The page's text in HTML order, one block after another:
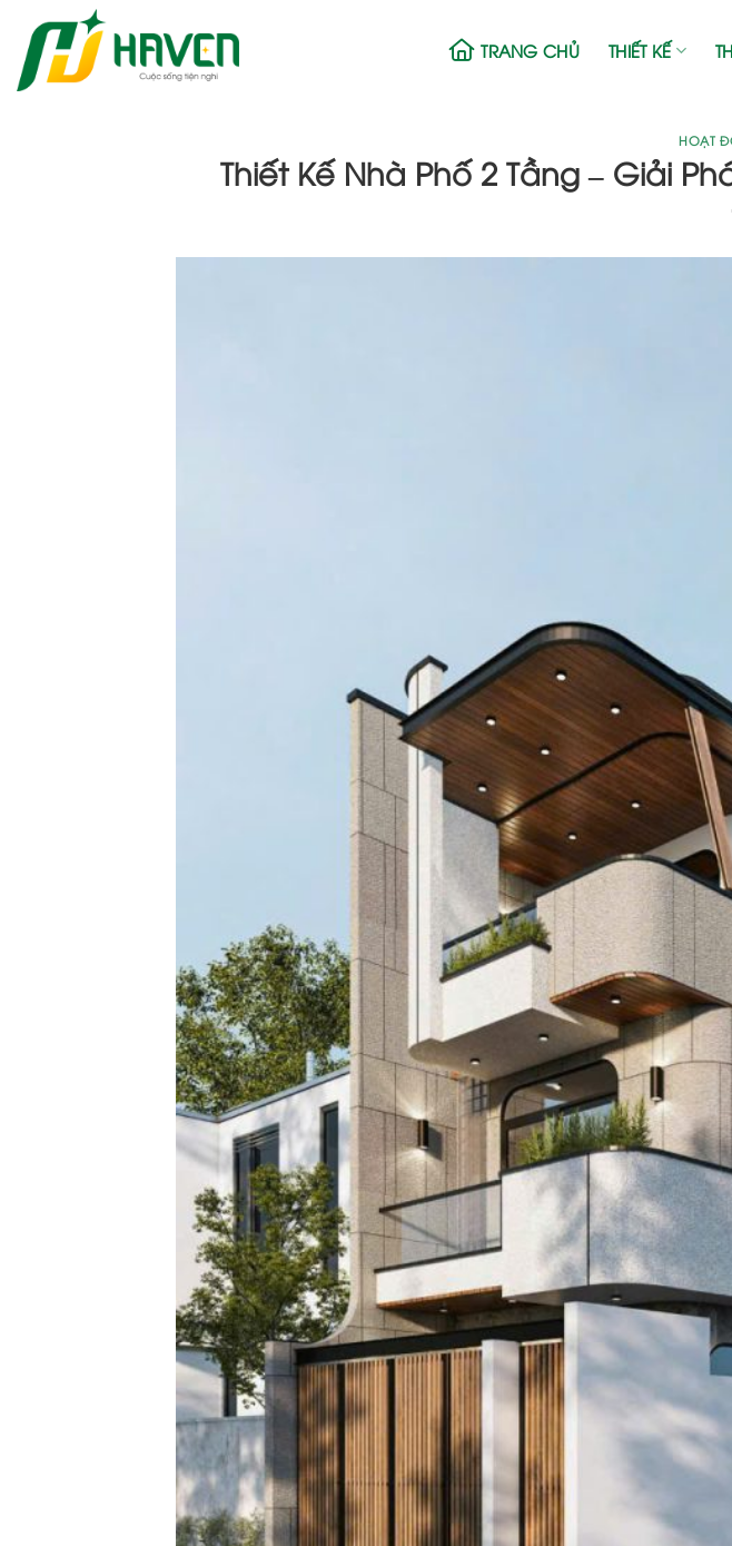
qua
nội
dung
TRANG CHỦ THIẾT KẾ
HOẠT
Thiết Kế Nhà Phố 2 Tầng – Giải